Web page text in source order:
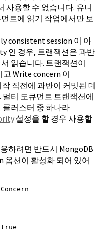
사용할 수 없습니다. 유니
트에 읽기 작업에서만 보
consistent session 이 아
인 경우, 트랜잭션은 과반
읽습니다. 트랜잭션이
Write concern 이
직전에 과반이 커밋된 데
티 도큐먼트 트랜잭션에
러스터 중 하나라
설정을 할 경우 사용할
하려면 반드시 MongoDB
옵션이 활성화 되어 있어